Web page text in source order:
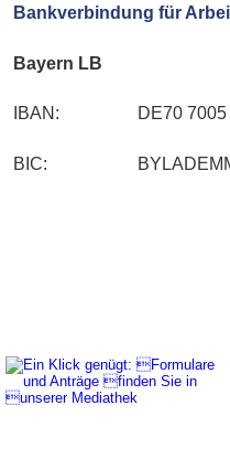
Bankverbindung für
Bayern LB
IBAN: DE70
BIC: